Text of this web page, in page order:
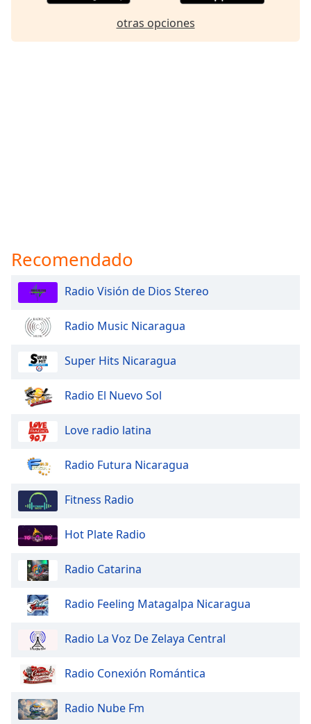
otras opciones
Recomendado
Radio Visión de Dios Stereo
Radio Music Nicaragua
Super Hits Nicaragua
Radio El Nuevo Sol
Love radio latina
Radio Futura Nicaragua
Fitness Radio
Hot Plate Radio
Radio Catarina
Radio Feeling Matagalpa Nicaragua
Radio La Voz De Zelaya Central
Radio Conexión Romántica
Radio Nube Fm